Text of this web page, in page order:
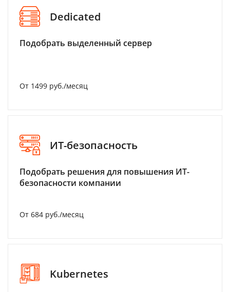
Dedicated
Подобрать выделенный сервер
От 1499 руб./месяц
ИТ-безопасность
Подобрать решения для повышения ИТ-
безопасности компании
От 684 руб./месяц
Kubernetes